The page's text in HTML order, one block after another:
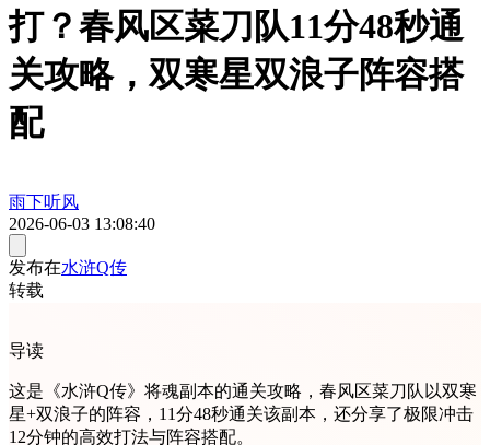
打？春风区菜刀队11分48秒通
关攻略，双寒星双浪子阵容搭
配
雨下听风
2026-06-03 13:08:40
发布在水浒Q传
转载
导读
这是《水浒Q传》将魂副本的通关攻略，春风区菜刀队以双寒
星+双浪子的阵容，11分48秒通关该副本，还分享了极限冲击
12分钟的高效打法与阵容搭配。